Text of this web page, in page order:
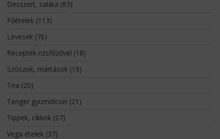
Desszert, saláta (83)
Főételek(113)
Levesek(76)
Receptek rizsfőzővel (18)
Szószok, mártások(19)
Tea (20)
Tenger gyümölcsei (21)
Tippek, cikkek(27)
Vega ételek(37)